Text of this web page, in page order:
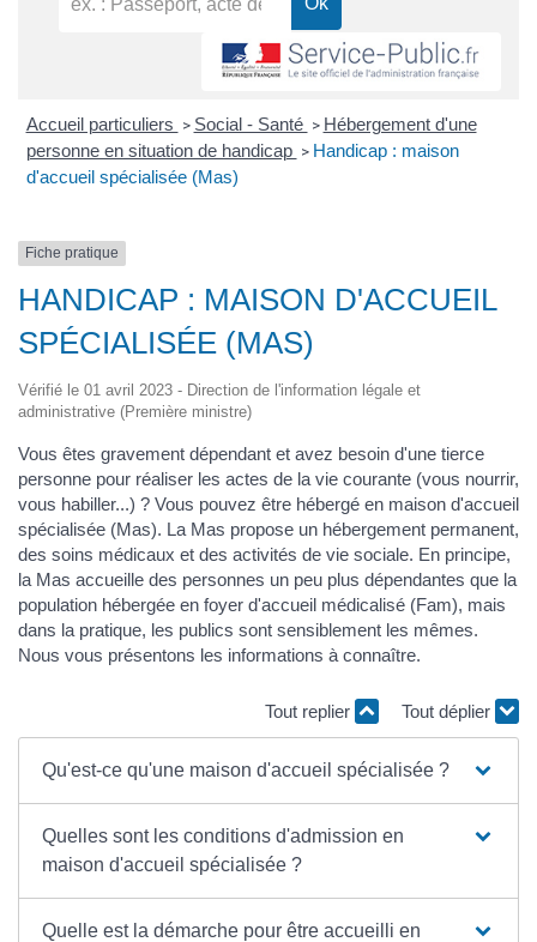
Accueil particuliers > Social - Santé > Hébergement d'une
personne en situation de handicap > Handicap : maison
d'accueil spécialisée (Mas)
Fiche pratique
HANDICAP : MAISON D'ACCUEIL
SPÉCIALISÉE (MAS)
Vérifié le 01 avril 2023 - Direction de l'information légale et
administrative (Première ministre)
Vous êtes gravement dépendant et avez besoin d'une tierce
personne pour réaliser les actes de la vie courante (vous nourrir,
vous habiller...) ? Vous pouvez être hébergé en maison d'accueil
spécialisée (Mas). La Mas propose un hébergement permanent,
des soins médicaux et des activités de vie sociale. En principe,
la Mas accueille des personnes un peu plus dépendantes que la
population hébergée en foyer d'accueil médicalisé (Fam), mais
dans la pratique, les publics sont sensiblement les mêmes.
Nous vous présentons les informations à connaître.
Tout replier Tout déplier
Qu'est-ce qu'une maison d'accueil spécialisée ?
Quelles sont les conditions d'admission en
maison d'accueil spécialisée ?
Quelle est la démarche pour être accueilli en